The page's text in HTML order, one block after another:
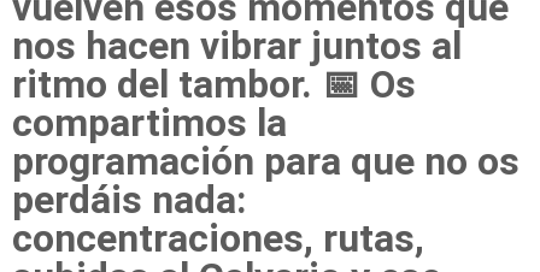
nos hacen vibrar juntos al
ritmo del tambor. 📅 Os
compartimos la
programación para que no os
perdáis nada:
concentraciones, rutas,